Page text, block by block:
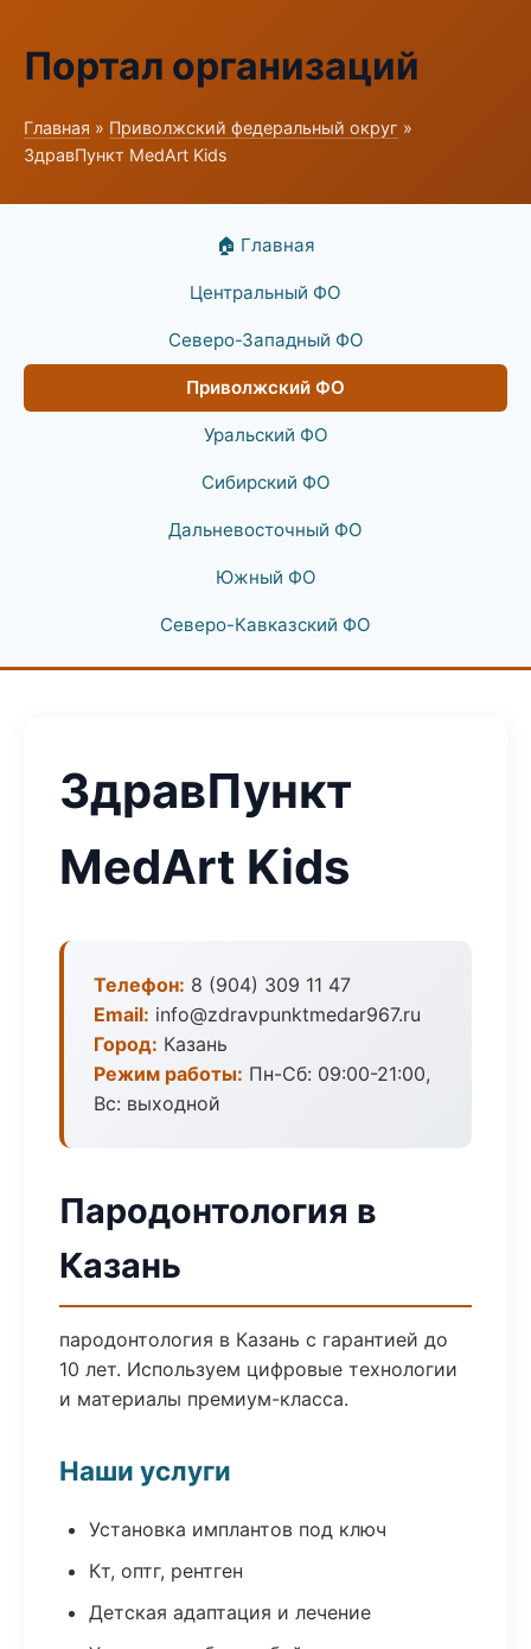
Портал организаций
Главная » Приволжский федеральный округ »
ЗдравПункт MedArt Kids
🏠 Главная
Центральный ФО
Северо-Западный ФО
Приволжский ФО
Уральский ФО
Сибирский ФО
Дальневосточный ФО
Южный ФО
Северо-Кавказский ФО
ЗдравПункт
MedArt Kids
Телефон: 8 (904) 309 11 47
Email: info@zdravpunktmedar967.ru
Город: Казань
Режим работы: Пн-Сб: 09:00-21:00,
Вс: выходной
Пародонтология в
Казань
пародонтология в Казань с гарантией до
10 лет. Используем цифровые технологии
и материалы премиум-класса.
Наши услуги
Установка имплантов под ключ
Кт, оптг, рентген
Детская адаптация и лечение